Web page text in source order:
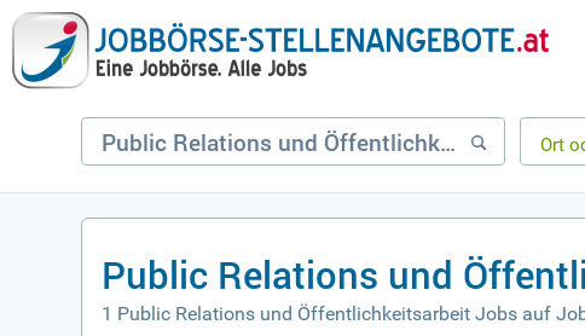
Public Relations und
1 Public Relations und Öffentlichkeitsarbeit Jobs auf